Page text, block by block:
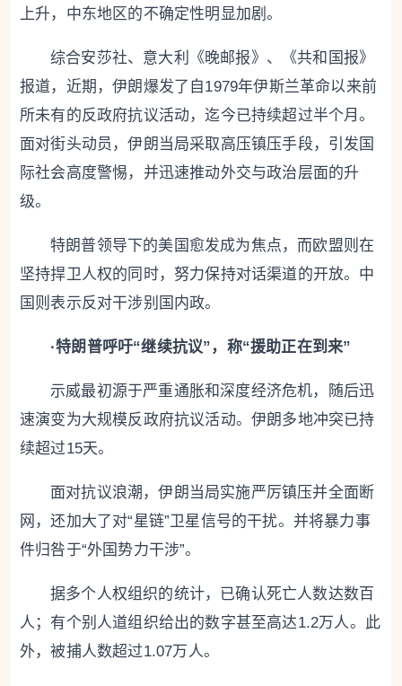
上升，中东地区的不确定性明显加剧。
综合安莎社、意大利《晚邮报》、《共和国报》
报道，近期，伊朗爆发了自1979年伊斯兰革命以来前
所未有的反政府抗议活动，迄今已持续超过半个月。
面对街头动员，伊朗当局采取高压镇压手段，引发国
际社会高度警惕，并迅速推动外交与政治层面的升
级。
特朗普领导下的美国愈发成为焦点，而欧盟则在
坚持捍卫人权的同时，努力保持对话渠道的开放。中
国则表示反对干涉别国内政。
·特朗普呼吁“继续抗议”，称“援助正在到来”
示威最初源于严重通胀和深度经济危机，随后迅
速演变为大规模反政府抗议活动。伊朗多地冲突已持
续超过15天。
面对抗议浪潮，伊朗当局实施严厉镇压并全面断
网，还加大了对“星链”卫星信号的干扰。并将暴力事
件归咎于“外国势力干涉”。
据多个人权组织的统计，已确认死亡人数达数百
人；有个别人道组织给出的数字甚至高达1.2万人。此
外，被捕人数超过1.07万人。